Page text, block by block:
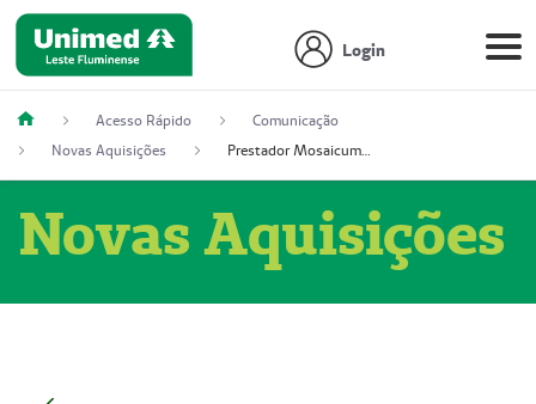
Login
Acesso Rápido
Comunicação
Novas Aquisições
Prestador Mosaicum Espaço Clínico Eireli (51004355-5)
Novas Aquisições